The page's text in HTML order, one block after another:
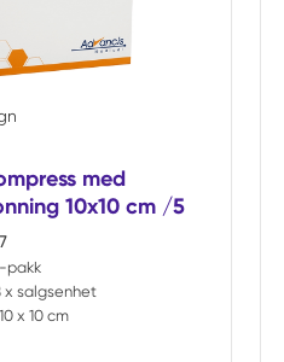
med
10x10 cm /5
pakk
x salgsenhet
10 x 10 cm